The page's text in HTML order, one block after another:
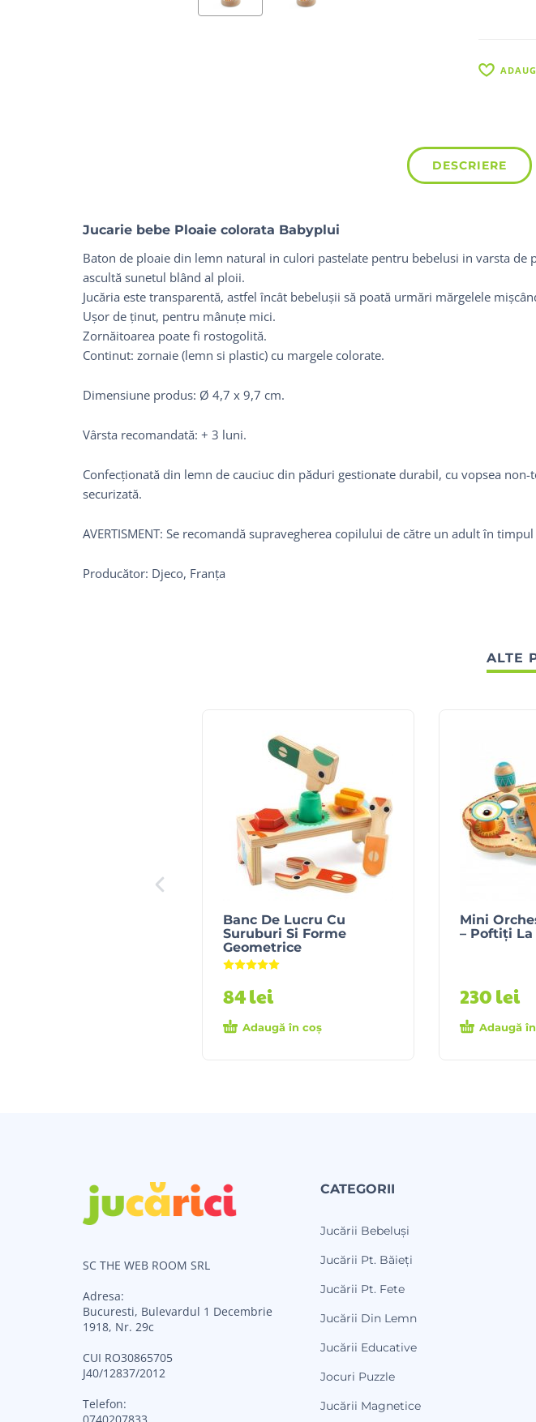
DESCRIERE
Jucarie bebe Ploaie colorata Babyplui
Baton de ploaie din lemn natural in culori pastelate pentru bebelusi in varsta
ascultă sunetul blând al ploii.
Jucăria este transparentă, astfel încât bebelușii să poată urmări mărgelele
Ușor de ținut, pentru mânuțe mici.
Zornăitoarea poate fi rostogolită.
Continut: zornaie (lemn si plastic) cu margele colorate.
Dimensiune produs: Ø 4,7 x 9,7 cm.
Vârsta recomandată: + 3 luni.
Confecționată din lemn de cauciuc din păduri gestionate durabil, cu vopsea
securizată.
AVERTISMENT: Se recomandă supravegherea copilului de către un adult în
Producător: Djeco, Franța
ALTE
Banc De Lucru Cu
Suruburi Si Forme
Geometrice
84lei
Adaugă în coș
Mini
– Poftiți La
230lei
Adaugă
SC THE WEB ROOM SRL
Adresa:
Bucuresti, Bulevardul 1 Decembrie
1918, Nr. 29c
CUI RO30865705
J40/12837/2012
Telefon:
0740207833
CATEGORII
Jucării Bebeluși
Jucării Pt. Băieți
Jucării Pt. Fete
Jucării Din Lemn
Jucării Educative
Jocuri Puzzle
Jucării Magnetice